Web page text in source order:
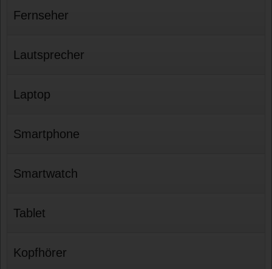
Fernseher
Lautsprecher
Laptop
Smartphone
Smartwatch
Tablet
Kopfhörer